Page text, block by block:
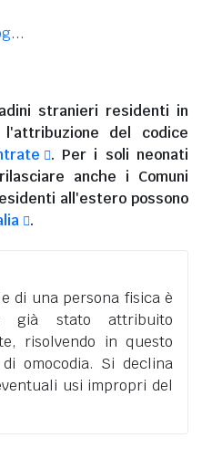
...
stranieri residenti in
del codice
. Per i soli neonati
anche i Comuni
all'esteropossono
.
di una persona fisica è
già stato attribuito
risolvendo in questo
omocodia. Si declina
usi impropri del